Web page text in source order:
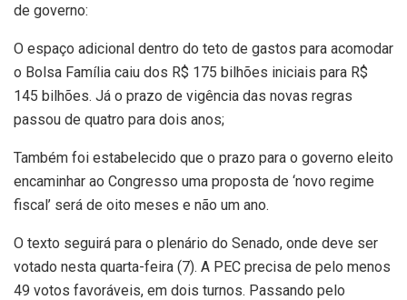
de governo:
O espaço adicional dentro do teto de gastos para acomodar
o Bolsa Família caiu dos R$ 175 bilhões iniciais para R$
145 bilhões. Já o prazo de vigência das novas regras
passou de quatro para dois anos;
Também foi estabelecido que o prazo para o governo eleito
encaminhar ao Congresso uma proposta de ‘novo regime
fiscal’ será de oito meses e não um ano.
O texto seguirá para o plenário do Senado, onde deve ser
votado nesta quarta-feira (7). A PEC precisa de pelo menos
49 votos favoráveis, em dois turnos. Passando pelo